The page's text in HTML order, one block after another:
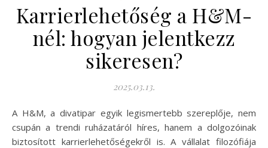
Karrierlehetőség a H&M-
nél: hogyan jelentkezz
sikeresen?
2025.03.13.
A H&M, a divatipar egyik legismertebb szereplője, nem
csupán a trendi ruházatáról híres, hanem a dolgozóinak
biztosított karrierlehetőségekről is. A vállalat filozófiája